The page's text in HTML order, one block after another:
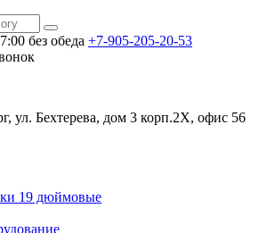
без обеда +7-905-205-20-53
ул. Бехтерева, дом 3 корп.2X, офис 56
19 дюймовые